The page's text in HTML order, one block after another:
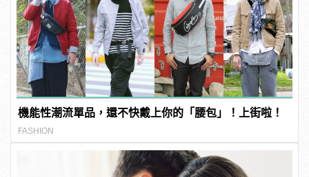
機能性潮流單品，還不快戴上你的「腰包」！上街啦！
FASHION